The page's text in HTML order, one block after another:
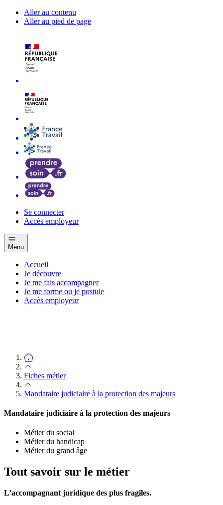
Aller au contenu
Aller au pied de page
Se connecter
Accès employeur
Menu
Accueil
Je découvre
Je me fais accompagner
Je me forme ou je postule
Accès employeur
Fiches métier
Mandataire judiciaire à la protection des majeurs
Mandataire judiciaire à la protection des majeurs
Métier du social
Métier du handicap
Métier du grand âge
Tout savoir sur le métier
L’accompagnant juridique des plus fragiles.